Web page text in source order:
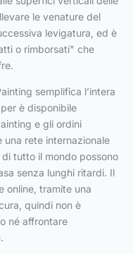
le venature del
levigatura, ed è
o rimborsati" che
semplifica l’intera
è disponibile
e gli ordini
rete internazionale
tutto il mondo possono
senza lunghi ritardi. Il
online, tramite una
quindi non è
né affrontare